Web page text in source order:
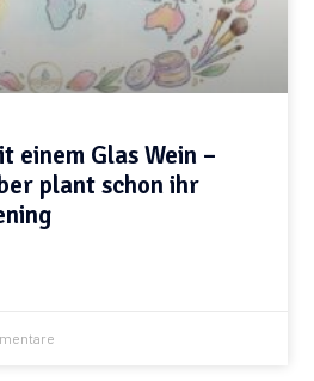
einem Glas Wein –
plant schon ihr